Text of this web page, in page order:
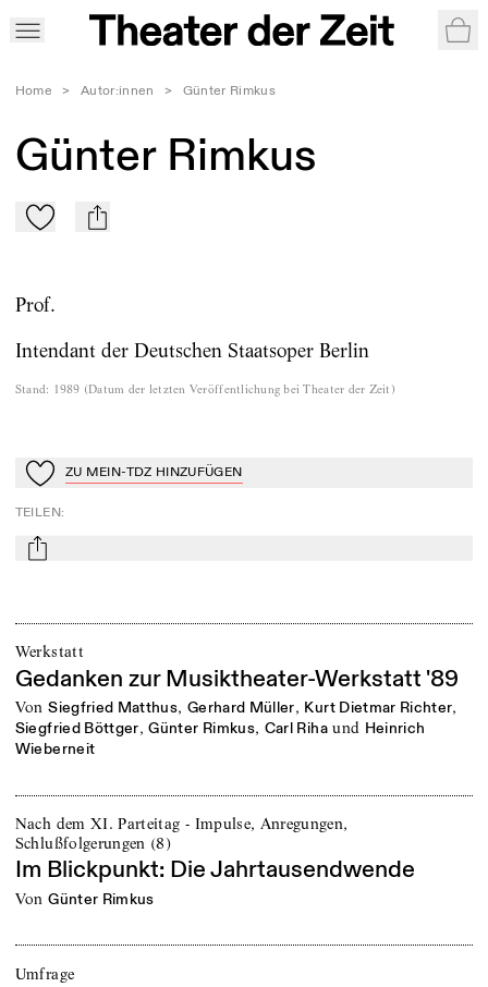
Home > Autor:innen > Günter Rimkus
Günter Rimkus
Zu Mein-TdZ hinzufügen
mail
Prof.
Intendant der Deutschen Staatsoper Berlin
Stand: 1989 (Datum der letzten Veröffentlichung bei Theater der Zeit )
Zu Mein-TdZ hinzufügen
ZU MEIN-TDZ HINZUFÜGEN
TEILEN:
mail
Werkstatt
Gedanken zur Musiktheater-Werkstatt '89
von Siegfried Matthus, Gerhard Müller, Kurt Dietmar Richter,
Siegfried Böttger,Günter Rimkus, Carl Riha und Heinrich
Wieberneit
Nach dem XI. Parteitag - Impulse, Anregungen,
Schlußfolgerungen (8)
Im Blickpunkt: Die Jahrtausendwende
von Günter Rimkus
Umfrage